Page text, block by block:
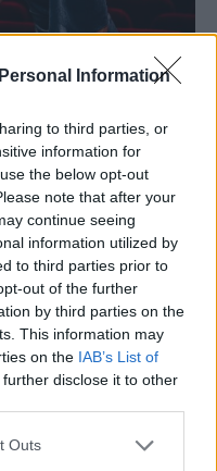
Information
to third parties, or
information for
the below opt-out
note that after your
continue seeing
information utilized by
to third parties prior to
out of the further
by third parties on the
This information may
on the IAB’s List of
disclose it to other
Outs
στον χώρο του